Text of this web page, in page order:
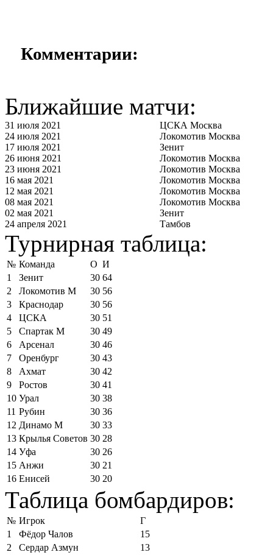
Комментарии:
Ближайшие матчи:
31 июля 2021
ЦСКА Москва
24 июля 2021
Локомотив Москва
17 июля 2021
Зенит
26 июня 2021
Локомотив Москва
23 июня 2021
Локомотив Москва
16 мая 2021
Локомотив Москва
12 мая 2021
Локомотив Москва
08 мая 2021
Локомотив Москва
02 мая 2021
Зенит
24 апреля 2021
Тамбов
Турнирная таблица:
№ Команда О И
1
Зенит 30 64
2
Локомотив М 30 56
3
Краснодар 30 56
4
ЦСКА 30 51
5
Спартак М 30 49
6
Арсенал 30 46
7
Оренбург 30 43
8
Ахмат 30 42
9
Ростов 30 41
10 Урал 30 38
11 Рубин 30 36
12 Динамо М 30 33
13 Крылья Советов 30 28
14 Уфа 30 26
15 Анжи 30 21
16 Енисей 30 20
Таблица бомбардиров:
№ Игрок
Г
1
Фёдор Чалов
15
2
Сердар Азмун
13